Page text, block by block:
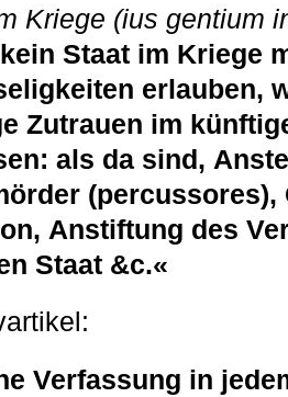
Kriege (ius gentium
Staat im Kriege
erlauben,
Zutrauen im
als da sind,
(percussores),
Anstiftung des
Staat &c.«
Verfassung in